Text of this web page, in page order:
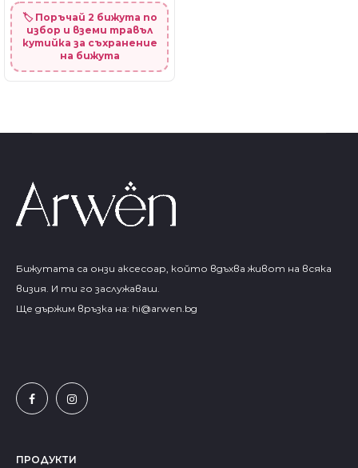
🏷️ Поръчай 2 бижута по
избор и вземи травъл
кутийка за съхранение
на бижута
Бижутата са онзи аксесоар, който вдъхва живот на всяка
визия. И ти го заслужаваш.
Ще държим връзка на: hi@arwen.bg
ПРОДУКТИ